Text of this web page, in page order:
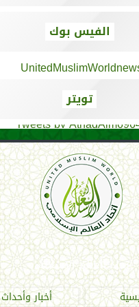
الفيس بوك
تويتر
Tweets by
اتحاد العالم الإسلامي
أخبار وأحداث